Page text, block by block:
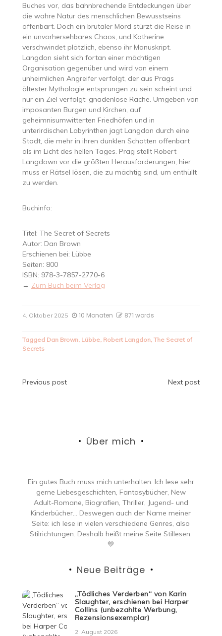
Buches vor, das bahnbrechende Entdeckungen über
die wahre Natur des menschlichen Bewusstseins
offenbart. Doch ein brutaler Mord stürzt die Reise in
ein unvorhersehbares Chaos, und Katherine
verschwindet plötzlich, ebenso ihr Manuskript.
Langdon sieht sich fortan einer mächtigen
Organisation gegenüber und wird von einem
unheimlichen Angreifer verfolgt, der aus Prags
ältester Mythologie entsprungen zu sein scheint und
nur ein Ziel verfolgt: gnadenlose Rache. Umgeben von
imposanten Burgen und Kirchen, auf
geheimnisumwitterten Friedhöfen und in
unterirdischen Labyrinthen jagt Langdon durch eine
Stadt, die mehr in ihren dunklen Schatten offenbart
als im Licht des hellen Tages. Prag stellt Robert
Langdown vor die größten Herausforderungen, hier
muss er Rätsel lösen, die zu mächtig sind, um enthüllt
zu werden.
Buchinfo:
Titel: The Secret of Secrets
Autor: Dan Brown
Erschienen bei: Lübbe
Seiten: 800
ISBN: 978-3-7857-2770-6
→ Zum Buch beim Verlag
4. Oktober 2025 10 Monaten 871 words
Tagged Dan Brown, Lübbe, Robert Langdon, The Secret of
Secrets
Beitragsnavigation
Previous post Next post
Über mich
Ein gutes Buch muss mich unterhalten. Ich lese sehr
gerne Liebesgeschichten, Fantasybücher, New
Adult-Romane, Biografien, Thriller, Jugend- und
Kinderbücher… Deswegen auch der Name meiner
Seite: ich lese in vielen verschiedene Genres, also
Stilrichtungen. Deshalb heißt meine Seite Stillesen.
💛
Neue Beiträge
„Tödliches Verderben“ von Karin
Slaughter, erschienen bei Harper
Collins (unbezahlte Werbung,
Rezensionsexemplar)
2. August 2026